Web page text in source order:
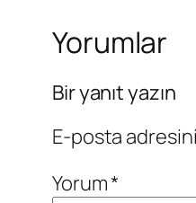
Yorumlar
Bir yanıt yazın
E-posta
Yorum*